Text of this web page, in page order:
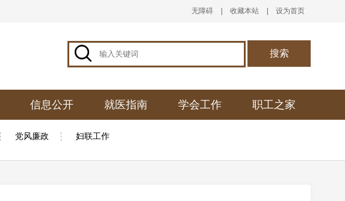
无障碍 收藏本站 设为首页
 搜索
信息公开 就医指南 学会工作 职工之家
党风廉政 妇联工作